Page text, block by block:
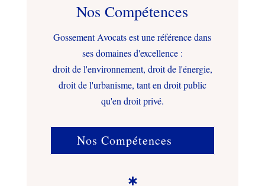
Nos Compétences
Gossement Avocats est une référence dans
ses domaines d'excellence :
droit de l'environnement, droit de l'énergie,
droit de l'urbanisme, tant en droit public
qu'en droit privé.
Nos Compétences
